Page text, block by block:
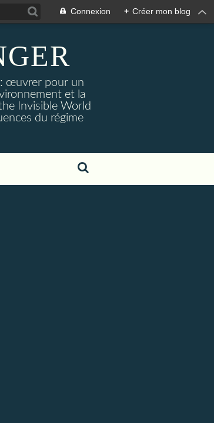
Connexion + Créer mon blog
œuvrer pour un
et la
Invisible World
du régime